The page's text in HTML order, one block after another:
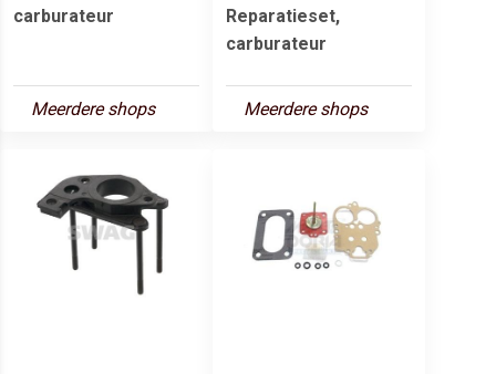
carburateur
Meerdere shops
Reparatieset,
carburateur
Meerdere shops